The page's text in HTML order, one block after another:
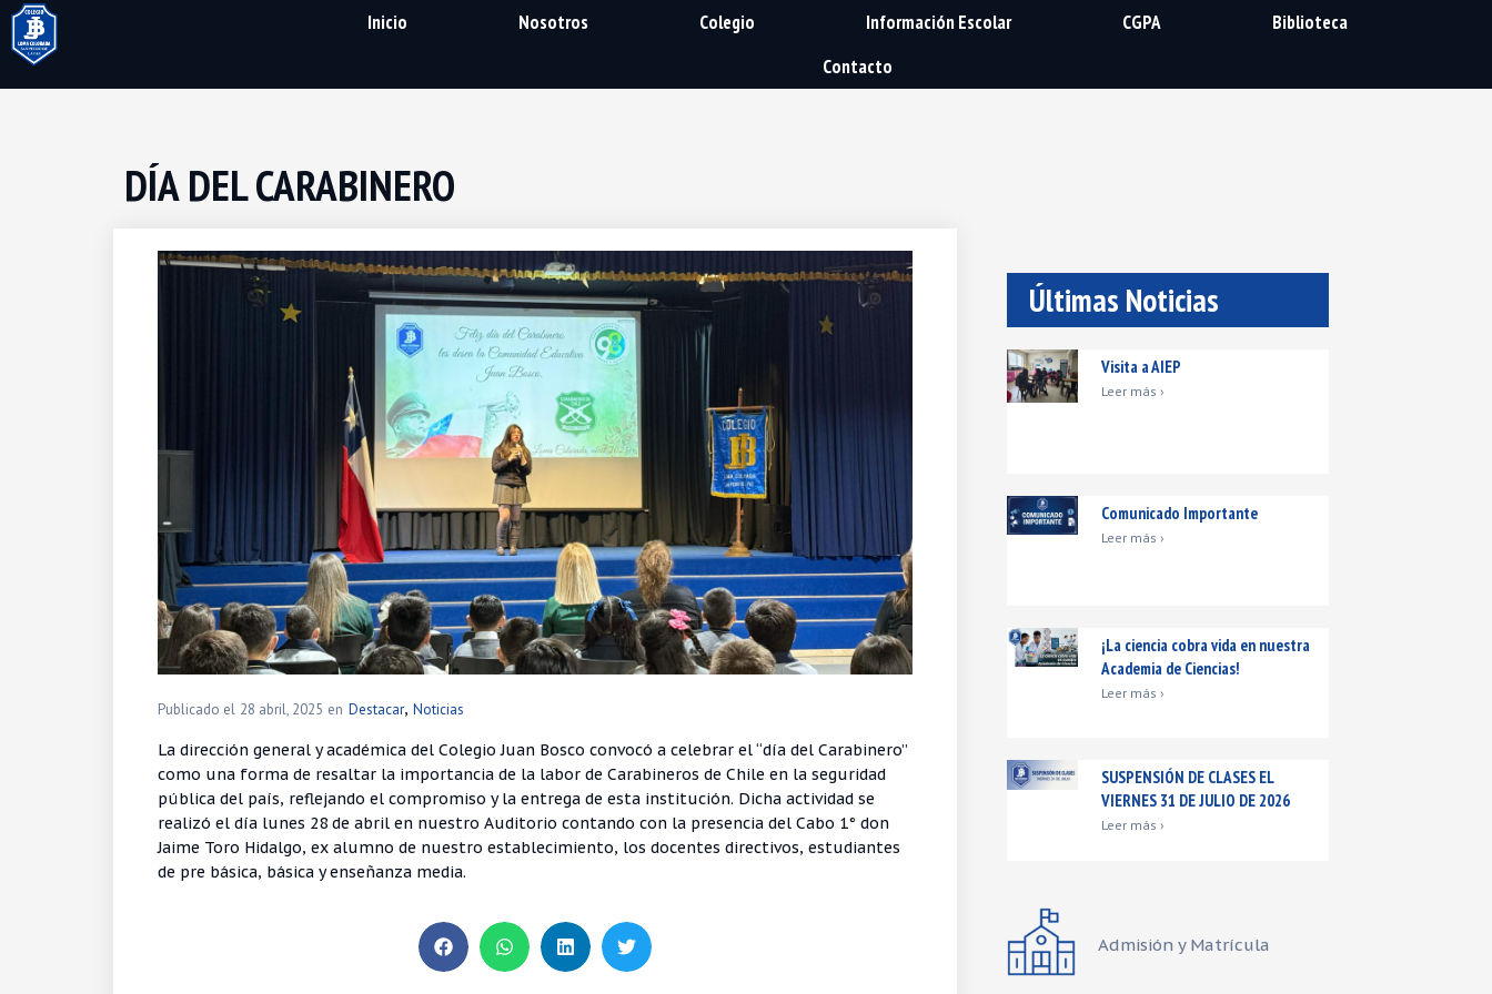
Inicio Nosotros Colegio Información Escolar CGPA
Biblioteca
Contacto
DÍA DEL CARABINERO
Publicado el 28 abril, 2025 en Destacar, Noticias
La dirección general y académica del Colegio Juan Bosco convocó a celebrar el “día del Carabinero”
como una forma de resaltar la importancia de la labor de Carabineros de Chile en la seguridad
pública del país, reflejando el compromiso y la entrega de esta institución. Dicha actividad se
realizó el día lunes 28 de abril en nuestro Auditorio contando con la presencia del Cabo 1° don
Jaime Toro Hidalgo, ex alumno de nuestro establecimiento, los docentes directivos, estudiantes
de pre básica, básica y enseñanza media.
Últimas Noticias
Visita a AIEP
Leer más ›
Comunicado Importante
Leer más ›
¡La ciencia cobra vida en nuestra
Academia de Ciencias!
Leer más ›
SUSPENSIÓN DE CLASES EL
VIERNES 31 DE JULIO DE 2026
Leer más ›
Admisión y Matrícula